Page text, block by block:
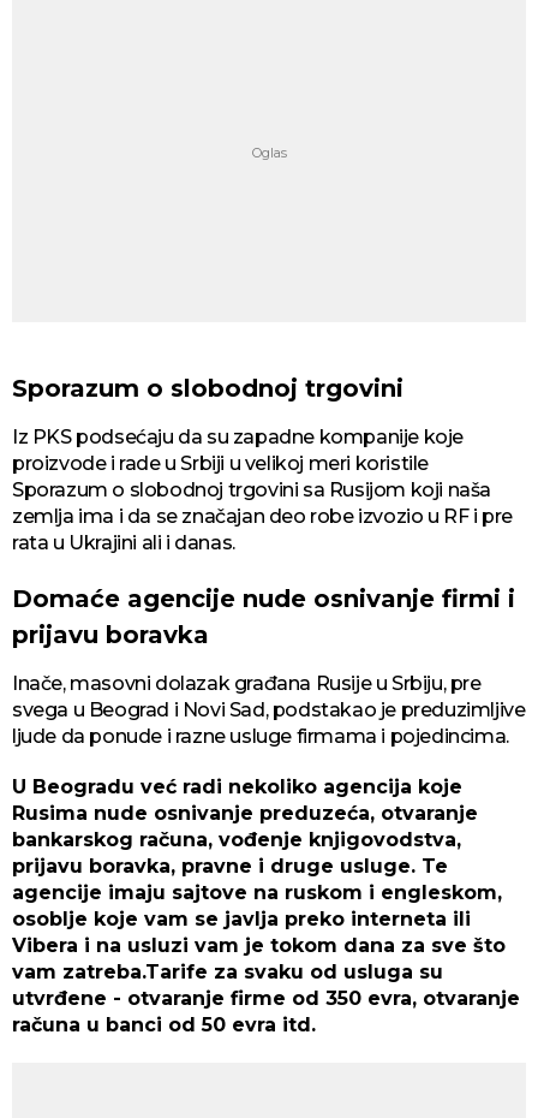
Sporazum o slobodnoj trgovini
Iz PKS podsećaju da su zapadne kompanije koje
proizvode i rade u Srbiji u velikoj meri koristile
Sporazum o slobodnoj trgovini sa Rusijom koji naša
zemlja ima i da se značajan deo robe izvozio u RF i pre
rata u Ukrajini ali i danas.
Domaće agencije nude osnivanje firmi i
prijavu boravka
Inače, masovni dolazak građana Rusije u Srbiju, pre
svega u Beograd i Novi Sad, podstakao je preduzimljive
ljude da ponude i razne usluge firmama i pojedincima.
U Beogradu već radi nekoliko agencija koje
Rusima nude osnivanje preduzeća, otvaranje
bankarskog računa, vođenje knjigovodstva,
prijavu boravka, pravne i druge usluge. Te
agencije imaju sajtove na ruskom i engleskom,
osoblje koje vam se javlja preko interneta ili
Vibera i na usluzi vam je tokom dana za sve što
vam zatreba.Tarife za svaku od usluga su
utvrđene - otvaranje firme od 350 evra, otvaranje
računa u banci od 50 evra itd.